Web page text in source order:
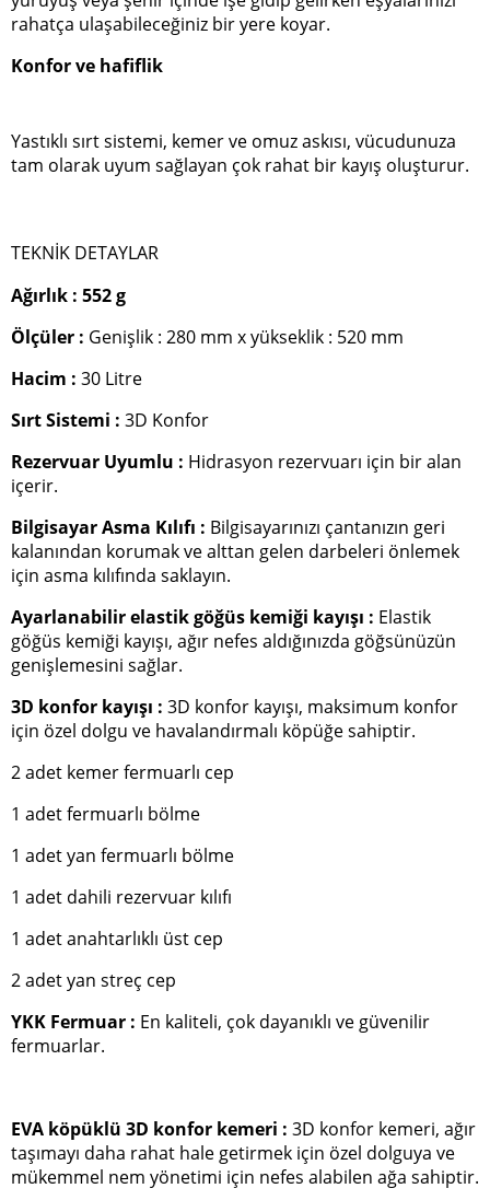
rahatça ulaşabileceğiniz bir yere koyar.
Konfor ve hafiflik
Yastıklı sırt sistemi, kemer ve omuz askısı, vücudunuza
tam olarak uyum sağlayan çok rahat bir kayış oluşturur.
TEKNİK DETAYLAR
Ağırlık : 552 g
Ölçüler : Genişlik : 280 mm x yükseklik : 520 mm
Hacim : 30 Litre
Sırt Sistemi : 3D Konfor
Rezervuar Uyumlu : Hidrasyon rezervuarı için bir alan
içerir.
Bilgisayar Asma Kılıfı : Bilgisayarınızı çantanızın geri
kalanından korumak ve alttan gelen darbeleri önlemek
için asma kılıfında saklayın.
Ayarlanabilir elastik göğüs kemiği kayışı : Elastik
göğüs kemiği kayışı, ağır nefes aldığınızda göğsünüzün
genişlemesini sağlar.
3D konfor kayışı : 3D konfor kayışı, maksimum konfor
için özel dolgu ve havalandırmalı köpüğe sahiptir.
2 adet kemer fermuarlı cep
1 adet fermuarlı bölme
1 adet yan fermuarlı bölme
1 adet dahili rezervuar kılıfı
1 adet anahtarlıklı üst cep
2 adet yan streç cep
YKK Fermuar : En kaliteli, çok dayanıklı ve güvenilir
fermuarlar.
EVA köpüklü 3D konfor kemeri : 3D konfor kemeri, ağır
taşımayı daha rahat hale getirmek için özel dolguya ve
mükemmel nem yönetimi için nefes alabilen ağa sahiptir.